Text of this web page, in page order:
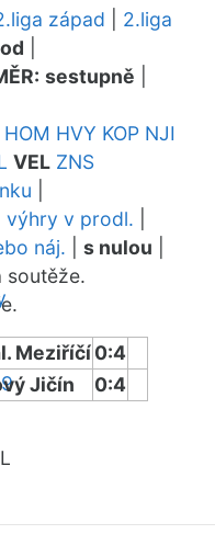
západ
2.liga
sestupně
HOM HVY KOP NJI
VEL ZNS
výhry v prodl.
náj. s nulou
Meziříčí0:4
Jičín 0:4